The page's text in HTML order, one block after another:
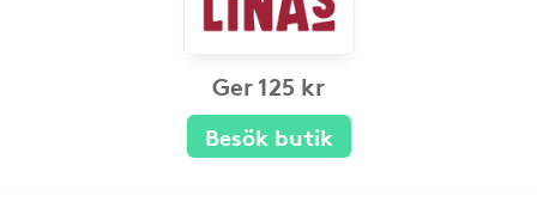
Ger 125 kr
Besök butik